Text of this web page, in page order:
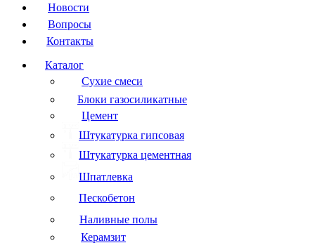
Новости
Вопросы
Контакты
Каталог
Сухие смеси
Блоки газосиликатные
Цемент
Штукатурка гипсовая
Штукатурка цементная
Шпатлевка
Пескобетон
Наливные полы
Керамзит